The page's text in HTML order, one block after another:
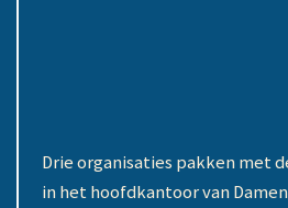
Drie organisaties pakken met
in het hoofdkantoor van